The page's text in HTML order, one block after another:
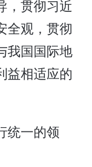
，贯彻习近
全观，贯彻
我国国际地
益相适应的
统一的领